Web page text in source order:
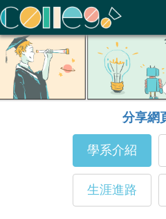
ColleGo! 大學選才與高中育才輔助
分享網
學系介紹
生涯進路